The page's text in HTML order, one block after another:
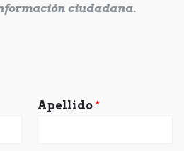
ciudadana.
Apellido *